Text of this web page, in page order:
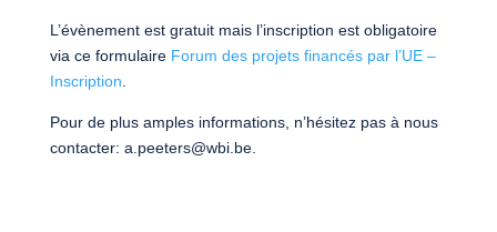
L’évènement est gratuit mais l’inscription est obligatoire
via ce formulaire Forum des projets financés par l’UE –
Inscription.
Pour de plus amples informations, n’hésitez pas à nous
contacter: a.peeters@wbi.be.